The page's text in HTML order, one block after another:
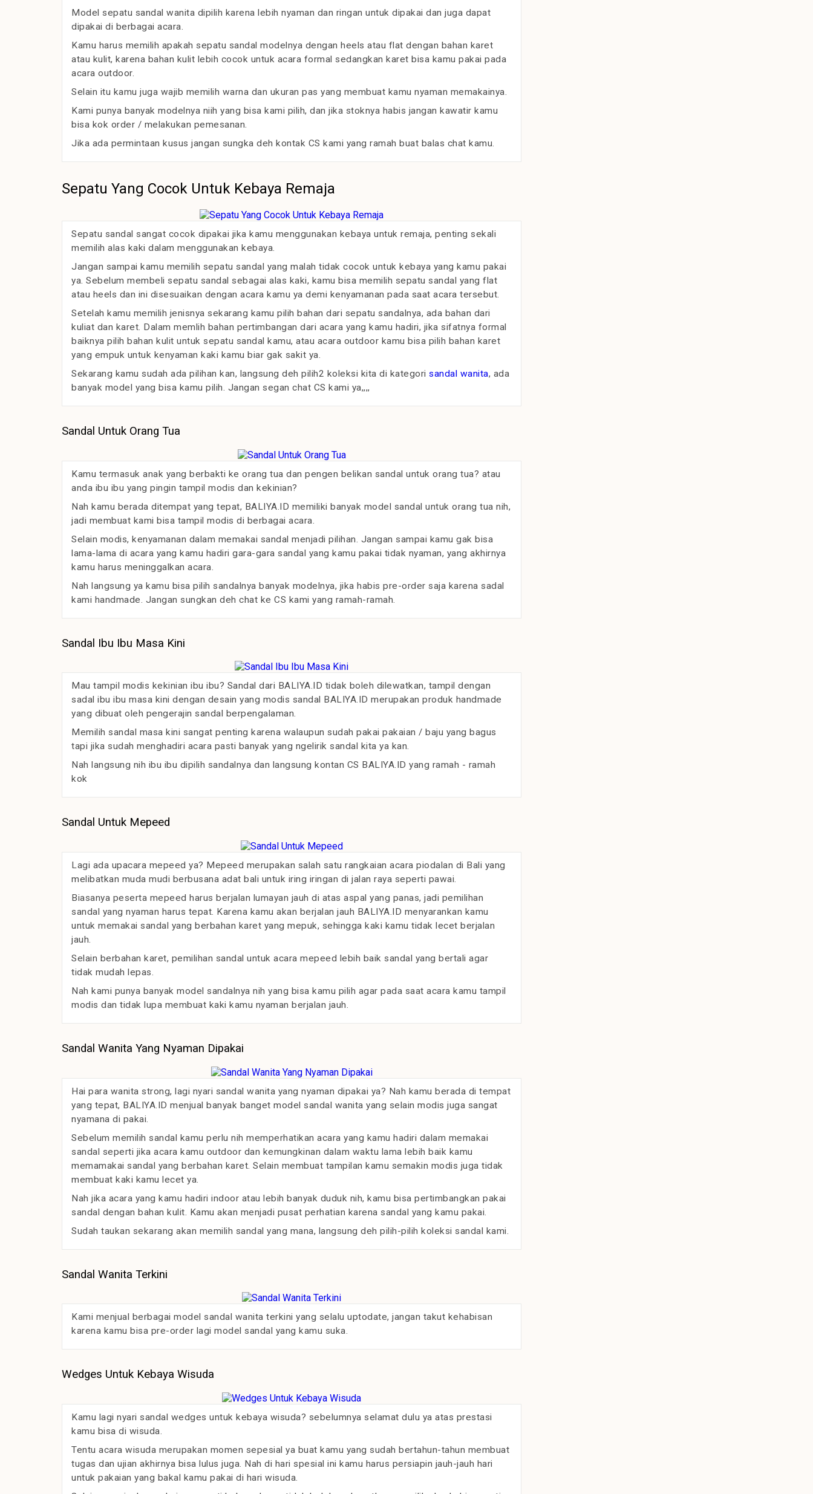
Model sepatu sandal wanita dipilih karena lebih nyaman dan ringan untuk dipakai dan juga dapat
dipakai di berbagai acara.
Kamu harus memilih apakah sepatu sandal modelnya dengan heels atau flat dengan bahan karet
atau kulit, karena bahan kulit lebih cocok untuk acara formal sedangkan karet bisa kamu pakai pada
acara outdoor.
Selain itu kamu juga wajib memilih warna dan ukuran pas yang membuat kamu nyaman memakainya.
Kami punya banyak modelnya niih yang bisa kami pilih, dan jika stoknya habis jangan kawatir kamu
bisa kok order / melakukan pemesanan.
Jika ada permintaan kusus jangan sungka deh kontak CS kami yang ramah buat balas chat kamu.
Sepatu Yang Cocok Untuk Kebaya Remaja
Sepatu sandal sangat cocok dipakai jika kamu menggunakan kebaya untuk remaja, penting sekali
memilih alas kaki dalam menggunakan kebaya.
Jangan sampai kamu memilih sepatu sandal yang malah tidak cocok untuk kebaya yang kamu pakai
ya. Sebelum membeli sepatu sandal sebagai alas kaki, kamu bisa memilih sepatu sandal yang flat
atau heels dan ini disesuaikan dengan acara kamu ya demi kenyamanan pada saat acara tersebut.
Setelah kamu memilih jenisnya sekarang kamu pilih bahan dari sepatu sandalnya, ada bahan dari
kuliat dan karet. Dalam memlih bahan pertimbangan dari acara yang kamu hadiri, jika sifatnya formal
baiknya pilih bahan kulit untuk sepatu sandal kamu, atau acara outdoor kamu bisa pilih bahan karet
yang empuk untuk kenyaman kaki kamu biar gak sakit ya.
Sekarang kamu sudah ada pilihan kan, langsung deh pilih2 koleksi kita di kategori sandal wanita, ada
banyak model yang bisa kamu pilih. Jangan segan chat CS kami ya,,,,
Sandal Untuk Orang Tua
Kamu termasuk anak yang berbakti ke orang tua dan pengen belikan sandal untuk orang tua? atau
anda ibu ibu yang pingin tampil modis dan kekinian?
Nah kamu berada ditempat yang tepat, BALIYA.ID memiliki banyak model sandal untuk orang tua nih,
jadi membuat kami bisa tampil modis di berbagai acara.
Selain modis, kenyamanan dalam memakai sandal menjadi pilihan. Jangan sampai kamu gak bisa
lama-lama di acara yang kamu hadiri gara-gara sandal yang kamu pakai tidak nyaman, yang akhirnya
kamu harus meninggalkan acara.
Nah langsung ya kamu bisa pilih sandalnya banyak modelnya, jika habis pre-order saja karena sadal
kami handmade. Jangan sungkan deh chat ke CS kami yang ramah-ramah.
Sandal Ibu Ibu Masa Kini
Mau tampil modis kekinian ibu ibu? Sandal dari BALIYA.ID tidak boleh dilewatkan, tampil dengan
sadal ibu ibu masa kini dengan desain yang modis sandal BALIYA.ID merupakan produk handmade
yang dibuat oleh pengerajin sandal berpengalaman.
Memilih sandal masa kini sangat penting karena walaupun sudah pakai pakaian / baju yang bagus
tapi jika sudah menghadiri acara pasti banyak yang ngelirik sandal kita ya kan.
Nah langsung nih ibu ibu dipilih sandalnya dan langsung kontan CS BALIYA.ID yang ramah - ramah
kok
Sandal Untuk Mepeed
Lagi ada upacara mepeed ya? Mepeed merupakan salah satu rangkaian acara piodalan di Bali yang
melibatkan muda mudi berbusana adat bali untuk iring iringan di jalan raya seperti pawai.
Biasanya peserta mepeed harus berjalan lumayan jauh di atas aspal yang panas, jadi pemilihan
sandal yang nyaman harus tepat. Karena kamu akan berjalan jauh BALIYA.ID menyarankan kamu
untuk memakai sandal yang berbahan karet yang mepuk, sehingga kaki kamu tidak lecet berjalan
jauh.
Selain berbahan karet, pemilihan sandal untuk acara mepeed lebih baik sandal yang bertali agar
tidak mudah lepas.
Nah kami punya banyak model sandalnya nih yang bisa kamu pilih agar pada saat acara kamu tampil
modis dan tidak lupa membuat kaki kamu nyaman berjalan jauh.
Sandal Wanita Yang Nyaman Dipakai
Hai para wanita strong, lagi nyari sandal wanita yang nyaman dipakai ya? Nah kamu berada di tempat
yang tepat, BALIYA.ID menjual banyak banget model sandal wanita yang selain modis juga sangat
nyamana di pakai.
Sebelum memilih sandal kamu perlu nih memperhatikan acara yang kamu hadiri dalam memakai
sandal seperti jika acara kamu outdoor dan kemungkinan dalam waktu lama lebih baik kamu
memamakai sandal yang berbahan karet. Selain membuat tampilan kamu semakin modis juga tidak
membuat kaki kamu lecet ya.
Nah jika acara yang kamu hadiri indoor atau lebih banyak duduk nih, kamu bisa pertimbangkan pakai
sandal dengan bahan kulit. Kamu akan menjadi pusat perhatian karena sandal yang kamu pakai.
Sudah taukan sekarang akan memilih sandal yang mana, langsung deh pilih-pilih koleksi sandal kami.
Sandal Wanita Terkini
Kami menjual berbagai model sandal wanita terkini yang selalu uptodate, jangan takut kehabisan
karena kamu bisa pre-order lagi model sandal yang kamu suka.
Wedges Untuk Kebaya Wisuda
Kamu lagi nyari sandal wedges untuk kebaya wisuda? sebelumnya selamat dulu ya atas prestasi
kamu bisa di wisuda.
Tentu acara wisuda merupakan momen sepesial ya buat kamu yang sudah bertahun-tahun membuat
tugas dan ujian akhirnya bisa lulus juga. Nah di hari spesial ini kamu harus persiapin jauh-jauh hari
untuk pakaian yang bakal kamu pakai di hari wisuda.